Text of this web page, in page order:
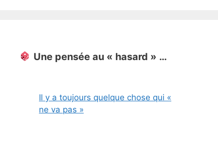
Une pensée au « hasard » …
Il y a toujours quelque chose qui «
ne va pas »